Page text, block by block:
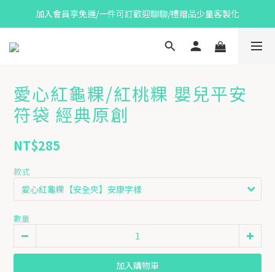
加入會員享免運/一件可訂歡迎聊聊/禮贈品少量客製化
愛心紅龜粿/紅桃粿 嬰兒平安
符袋 經典原創
NT$285
款式
數量
加入購物車